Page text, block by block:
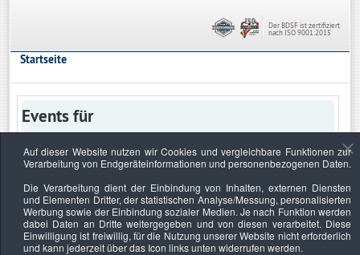
Der BDSF ist zertifiziert
nach ISO 9001:2015
Startseite
Events für
Keine Termine
Auf dieser Website nutzen wir Cookies und vergleichbare Funktionen zur
Verarbeitung von Endgeräteinformationen und personenbezogenen Daten.
Die Verarbeitung dient der Einbindung von Inhalten, externen Diensten
und Elementen Dritter, der statistischen Analyse/Messung, personalisierten
Werbung sowie der Einbindung sozialer Medien. Je nach Funktion werden
dabei Daten an Dritte weitergegeben und von diesen verarbeitet. Diese
Einwilligung ist freiwillig, für die Nutzung unserer Website nicht erforderlich
und kann jederzeit über das Icon links unten widerrufen werden.